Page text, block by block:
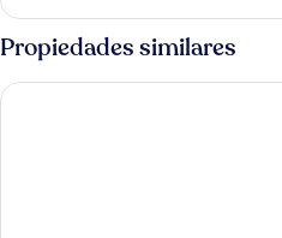
cuádruple,
2
habitaciones
Propiedades similares
Motel La Source